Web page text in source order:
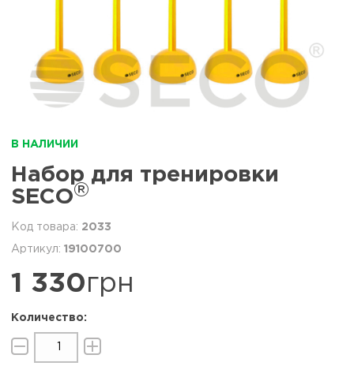
В НАЛИЧИИ
Набор для тренировки
SECO®
2033
19100700
1 330грн